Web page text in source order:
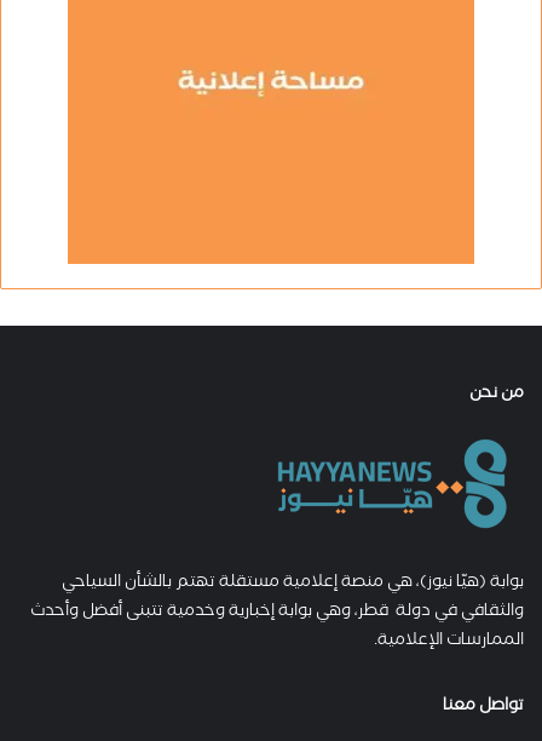
من نحن
بوابة (هيّا نيوز)، هي منصة إعلامية مستقلة تهتم بالشأن السياحي
والثقافي في دولة قطر، وهي بوابة إخبارية وخدمية تتبنى أفضل وأحدث
الممارسات الإعلامية.
تواصل معنا